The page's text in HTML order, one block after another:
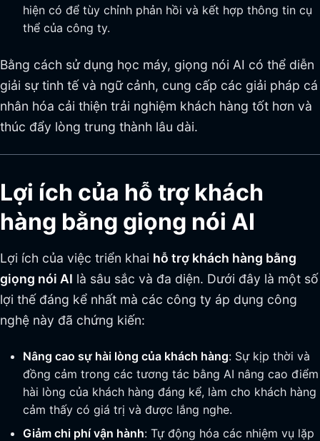
hiện có để tùy chỉnh phản hồi và kết hợp thông tin cụ
thể của công ty.
Bằng cách sử dụng học máy, giọng nói AI có thể diễn
giải sự tinh tế và ngữ cảnh, cung cấp các giải pháp cá
nhân hóa cải thiện trải nghiệm khách hàng tốt hơn và
thúc đẩy lòng trung thành lâu dài.
Lợi ích của hỗ trợ khách
hàng bằng giọng nói AI
Lợi ích của việc triển khai hỗ trợ khách hàng bằng
giọng nói AI là sâu sắc và đa diện. Dưới đây là một số
lợi thế đáng kể nhất mà các công ty áp dụng công
nghệ này đã chứng kiến:
Nâng cao sự hài lòng của khách hàng: Sự kịp thời và
đồng cảm trong các tương tác bằng AI nâng cao điểm
hài lòng của khách hàng đáng kể, làm cho khách hàng
cảm thấy có giá trị và được lắng nghe.
Giảm chi phí vận hành: Tự động hóa các nhiệm vụ lặp